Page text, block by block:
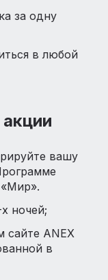
за одну
в любой
вашу
ночей;
сайте ANEX
в